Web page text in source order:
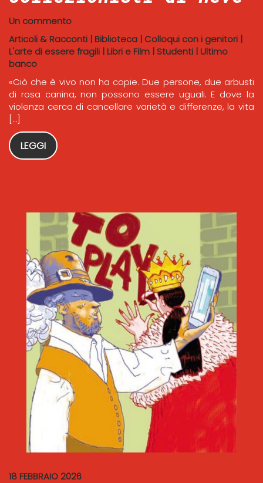
Un commento
Articoli & Racconti | Biblioteca | Colloqui con i genitori |
L'arte di essere fragili | Libri e Film | Studenti | Ultimo
banco
«Ciò che è vivo non ha copie. Due persone, due arbusti
di rosa canina, non possono essere uguali. E dove la
violenza cerca di cancellare varietà e differenze, la vita
[…]
LEGGI
18 FEBBRAIO 2026